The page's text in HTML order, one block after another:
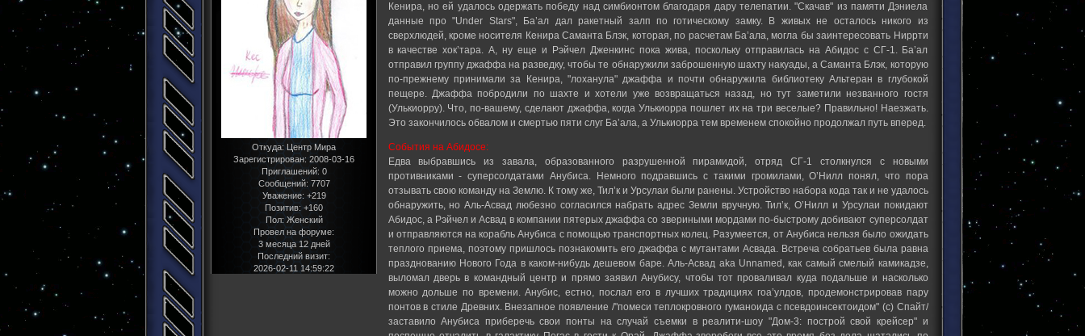
Откуда: Центр Мира
Зарегистрирован: 2008-03-16
Приглашений: 0
Сообщений: 7707
Уважение: +219
Позитив: +160
Пол:Женский
Провел на форуме:
3 месяца 12 дней
Последний визит:
2026-02-11 14:59:22
Кенира, но ей удалось одержать победу над симбионтом благодаря дару телепатии. "Скачав" из памяти Дэниела
данные про "Under Stars", Ба’ал дал ракетный залп по готическому замку. В живых не осталось никого из
сверхлюдей, кроме носителя Кенира Саманта Блэк, которая, по расчетам Ба’ала, могла бы заинтересовать Ниррти
в качестве хок’тара. А, ну еще и Рэйчел Дженкинс пока жива, поскольку отправилась на Абидос с СГ-1. Ба’ал
отправил группу джаффа на разведку, чтобы те обнаружили заброшенную шахту накуады, а Саманта Блэк, которую
по-прежнему принимали за Кенира, "лоханула" джаффа и почти обнаружила библиотеку Альтеран в глубокой
пещере. Джаффа побродили по шахте и хотели уже возвращаться назад, но тут заметили незванного гостя
(Улькиорру). Что, по-вашему, сделают джаффа, когда Улькиорра пошлет их на три веселые? Правильно! Наезжать.
Это закончилось обвалом и смертью пяти слуг Ба’ала, а Улькиорра тем временем спокойно продолжал путь вперед.
События на Абидосе:
Едва выбравшись из завала, образованного разрушенной пирамидой, отряд СГ-1 столкнулся с новыми
противниками - суперсолдатами Анубиса. Немного подравшись с такими громилами, О’Нилл понял, что пора
отзывать свою команду на Землю. К тому же, Тил’к и Урсулаи были ранены. Устройство набора кода так и не удалось
обнаружить, но Аль-Асвад любезно согласился набрать адрес Земли вручную. Тил’к, О’Нилл и Урсулаи покидают
Абидос, а Рэйчел и Асвад в компании пятерых джаффа со звериными мордами по-быстрому добивают суперсолдат
и отправляются на корабль Анубиса с помощью транспортных колец. Разумеется, от Анубиса нельзя было ожидать
теплого приема, поэтому пришлось познакомить его джаффа с мутантами Асвада. Встреча собратьев была равна
празднованию Нового Года в каком-нибудь дешевом баре. Аль-Асвад aka Unnamed, как самый смелый камикадзе,
выломал дверь в командный центр и прямо заявил Анубису, чтобы тот проваливал куда подальше и насколько
можно дольше по времени. Анубис, естно, послал его в лучших традициях гоа’улдов, продемонстрировав пару
понтов в стиле Древних. Внезапное появление /"помеси теплокровного гуманоида с псевдоинсектоидом" (с) Спайт/
заставило Анубиса приберечь свои понты на случай съемки в реалити-шоу "Дом-3: построй свой крейсер" и